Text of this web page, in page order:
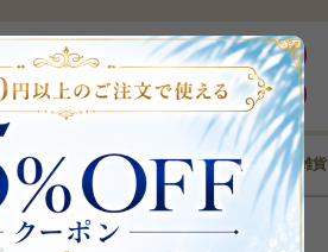
円以上全国送料無料
ログイン
新規登録
ボディケア ヘアケア コフレ･雑貨